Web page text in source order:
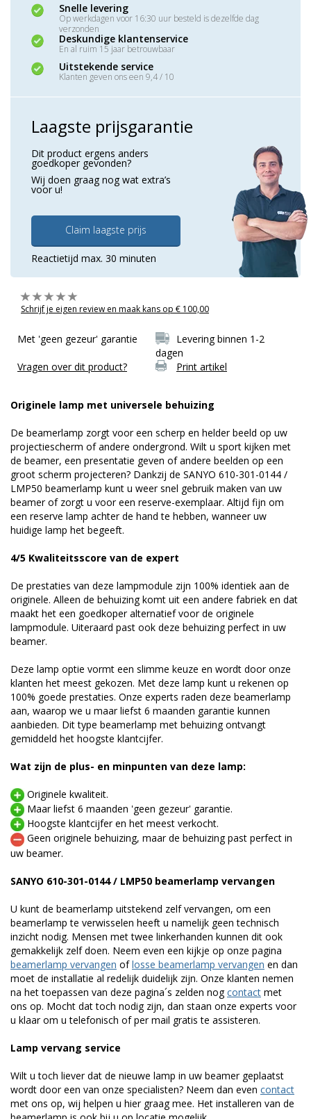
Snelle levering
Op werkdagen voor 16:30 uur besteld is dezelfde dag
verzonden
Deskundige klantenservice
En al ruim 15 jaar betrouwbaar
Uitstekende service
Klanten geven ons een 9,4 / 10
Laagste prijsgarantie
Dit product ergens anders
goedkoper gevonden?
Wij doen graag nog wat extra’s
voor u!
Claim laagste prijs
Reactietijd max. 30 minuten
Schrijf je eigen review en maak kans op € 100,00
Met 'geen gezeur' garantie
Levering binnen 1-2
dagen
Vragen over dit product?
Print artikel
Originele lamp met universele behuizing
De beamerlamp zorgt voor een scherp en helder beeld op uw
projectiescherm of andere ondergrond. Wilt u sport kijken met
de beamer, een presentatie geven of andere beelden op een
groot scherm projecteren? Dankzij de SANYO 610-301-0144 /
LMP50 beamerlamp kunt u weer snel gebruik maken van uw
beamer of zorgt u voor een reserve-exemplaar. Altijd fijn om
een reserve lamp achter de hand te hebben, wanneer uw
huidige lamp het begeeft.
4/5 Kwaliteitsscore van de expert
De prestaties van deze lampmodule zijn 100% identiek aan de
originele. Alleen de behuizing komt uit een andere fabriek en dat
maakt het een goedkoper alternatief voor de originele
lampmodule. Uiteraard past ook deze behuizing perfect in uw
beamer.
Deze lamp optie vormt een slimme keuze en wordt door onze
klanten het meest gekozen. Met deze lamp kunt u rekenen op
100% goede prestaties. Onze experts raden deze beamerlamp
aan, waarop we u maar liefst 6 maanden garantie kunnen
aanbieden. Dit type beamerlamp met behuizing ontvangt
gemiddeld het hoogste klantcijfer.
Wat zijn de plus- en minpunten van deze lamp:
Originele kwaliteit.
Maar liefst 6 maanden 'geen gezeur' garantie.
Hoogste klantcijfer en het meest verkocht.
Geen originele behuizing, maar de behuizing past perfect in
uw beamer.
SANYO 610-301-0144 / LMP50 beamerlamp vervangen
U kunt de beamerlamp uitstekend zelf vervangen, om een
beamerlamp te verwisselen heeft u namelijk geen technisch
inzicht nodig. Mensen met twee linkerhanden kunnen dit ook
gemakkelijk zelf doen. Neem even een kijkje op onze pagina
beamerlamp vervangen oflosse beamerlamp vervangen en dan
moet de installatie al redelijk duidelijk zijn. Onze klanten nemen
na het toepassen van deze pagina´s zelden nogcontact met
ons op. Mocht dat toch nodig zijn, dan staan onze experts voor
u klaar om u telefonisch of per mail gratis te assisteren.
Lamp vervang service
Wilt u toch liever dat de nieuwe lamp in uw beamer geplaatst
wordt door een van onze specialisten? Neem dan even contact
met ons op, wij helpen u hier graag mee. Het installeren van de